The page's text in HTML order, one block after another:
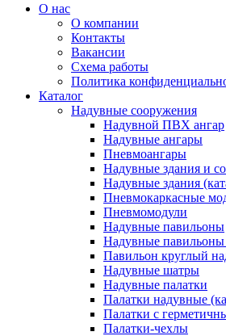
О нас
О компании
Контакты
Вакансии
Схема работы
Политика
Каталог
Надувные сооружения
Надувной ПВХ ангар
Надувные ангары
Пневмоангары
Надувные здания и
Надувные здания
Пневмокаркасные
Пневмомодули
Надувные павильоны
Надувные павильоны
Павильон круглый
Надувные шатры
Надувные палатки
Палатки надувные
Палатки с
Палатки-чехлы